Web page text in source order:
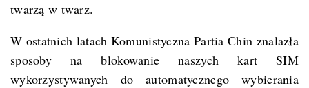
twarzą w twarz.
W ostatnich latach Komunistyczna Partia Chin znalazła
sposoby na blokowanie naszych kart SIM
wykorzystywanych do automatycznego wybierania